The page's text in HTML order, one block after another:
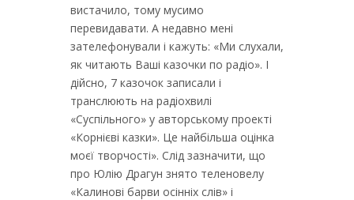
вистачило, тому мусимо
перевидавати. А недавно мені
зателефонували і кажуть: «Ми слухали,
як читають Ваші казочки по радіо». І
дійсно, 7 казочок записали і
транслюють на радіохвилі
«Суспільного» у авторському проекті
«Корнієві казки». Це найбільша оцінка
моєї творчості». Слід зазначити, що
про Юлію Драгун знято теленовелу
«Калинові барви осінніх слів» і